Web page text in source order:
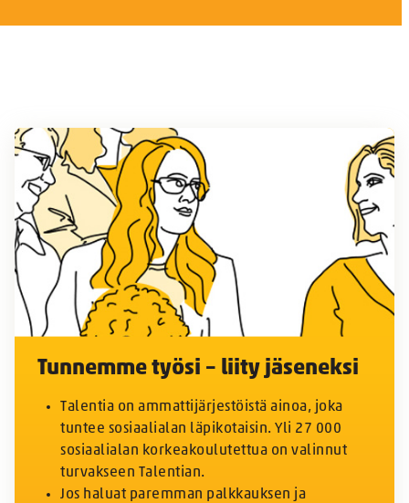
Tunnemme työsi – liity jäseneksi
Talentia on ammattijärjestöistä ainoa, joka
tuntee sosiaalialan läpikotaisin. Yli 27 000
sosiaalialan korkeakoulutettua on valinnut
turvakseen Talentian.
Jos haluat paremman palkkauksen ja